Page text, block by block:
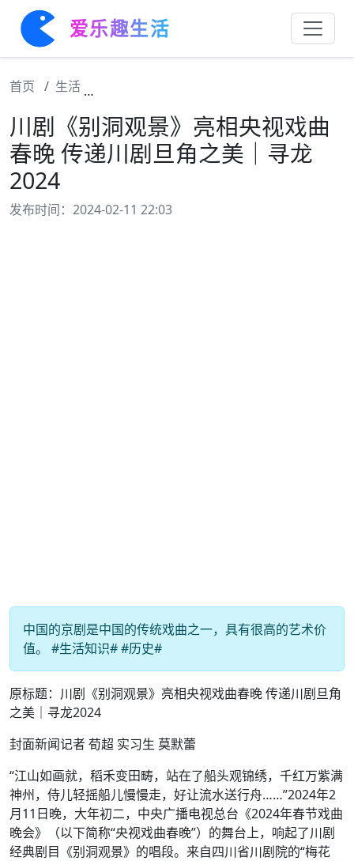
爱乐趣生活
首页 生活
川剧《别洞观景》亮相央视戏曲
春晚 传递川剧旦角之美｜寻龙
2024
发布时间：2024-02-11 22:03
中国的京剧是中国的传统戏曲之一，具有很高的艺术价
值。 #生活知识# #历史#
原标题：川剧《别洞观景》亮相央视戏曲春晚 传递川剧旦角
之美｜寻龙2024
封面新闻记者 荀超 实习生 莫默蕾
“江山如画就，稻禾变田畴，站在了船头观锦绣，千红万紫满
神州，侍儿轻摇船儿慢慢走，好让流水送行舟……”2024年2
月11日晚，大年初二，中央广播电视总台《2024年春节戏曲
晚会》（以下简称“央视戏曲春晚”）的舞台上，响起了川剧
经典剧目《别洞观景》的唱段。来自四川省川剧院的“梅花